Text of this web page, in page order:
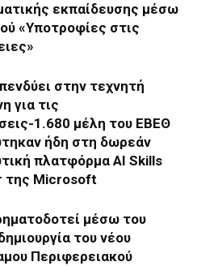
εκπαίδευσης μέσω
«Υποτροφίες στις
στην τεχνητή
για τις
1.680 μέλη του ΕΒΕΘ
ήδη στη δωρεάν
πλατφόρμα AI Skills
της Microsoft
μέσω του
του νέου
Περιφερειακού